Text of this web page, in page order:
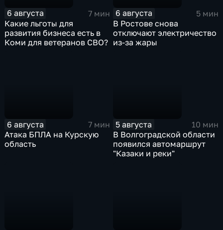
6 августа
7 мин
Какие льготы для
развития бизнеса есть в
Коми для ветеранов СВО?
6 августа
5 мин
В Ростове снова
отключают электричество
из-за жары
6 августа
7 мин
Атака БПЛА на Курскую
область
5 августа
10 мин
В Волгоградской области
появился автомаршрут
"Казаки и реки"